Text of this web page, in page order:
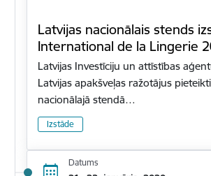
Latvijas nacionālais stends
International de la Lingerie
Latvijas Investīciju un attīstības
Latvijas apakšveļas ražotājus
nacionālajā stendā…
Izstāde
Datums